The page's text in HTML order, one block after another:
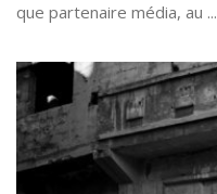
que partenaire média, au ...